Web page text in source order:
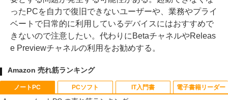
ったPCを自力で復旧できないユーザーや、業務やプライ
ベートで日常的に利用しているデバイスにはおすすめで
きないので注意したい。代わりにBetaチャネルやReleas
e Previewチャネルの利用をお勧めする。
Amazon 売れ筋ランキング
ノートPC PCソフト IT入門書 電子書籍リーダー